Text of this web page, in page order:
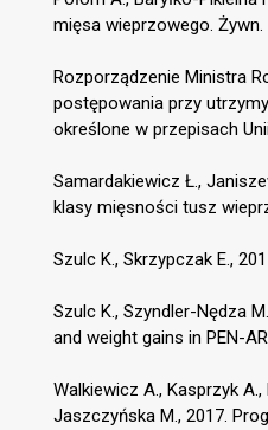
mięsa wieprzowego.
Rozporządzenie Ministra
postępowania przy
określone w przepisach
Samardakiewicz Ł.,
klasy mięsności tusz
Szulc K., Skrzypczak E.,
Szulc K., Szyndler-Nędza
and weight gains in PEN-
Walkiewicz A., Kasprzyk
Jaszczyńska M., 2017.